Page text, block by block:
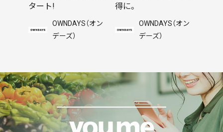
タート!
OWNDAYS（オン
デーズ）
得に。
OWNDAYS（オン
デーズ）